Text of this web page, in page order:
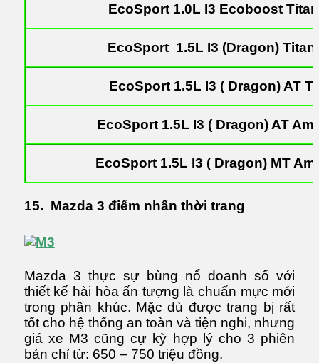
EcoSport 1.0L I3 Ecoboost
EcoSport 1.5L I3 (Dragon)
EcoSport 1.5L I3 ( Dragon) AT
EcoSport 1.5L I3 ( Dragon) AT
EcoSport 1.5L I3 ( Dragon) MT
15. Mazda 3 điểm nhấn thời trang
Mazda 3 thực sự bùng nổ doanh số với
thiết kế hài hòa ấn tượng là chuẩn mực mới
trong phân khúc. Mặc dù được trang bị rất
tốt cho hệ thống an toàn và tiện nghi, nhưng
giá xe M3 cũng cự kỳ hợp lý cho 3 phiên
bản chỉ từ: 650 – 750 triệu đồng.